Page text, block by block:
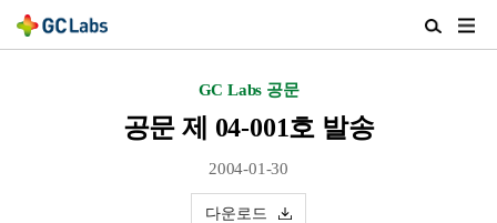
검
색
GC Labs 공문
공문 제 04-001호 발송
2004-01-30
다운로드